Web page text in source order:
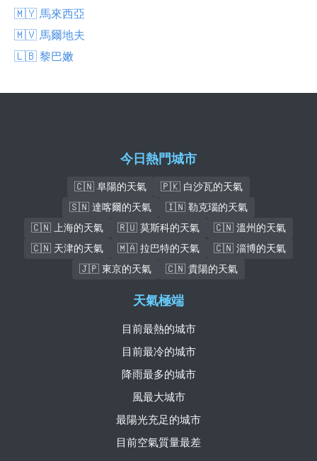
🇲🇾 馬來西亞
🇲🇻 馬爾地夫
🇱🇧 黎巴嫩
今日熱門城市
🇨🇳 阜陽的天氣
🇵🇰 白沙瓦的天氣
🇸🇳 達喀爾的天氣
🇮🇳 勒克瑙的天氣
🇨🇳 上海的天氣
🇷🇺 莫斯科的天氣
🇨🇳 溫州的天氣
🇨🇳 天津的天氣
🇲🇦 拉巴特的天氣
🇨🇳 淄博的天氣
🇯🇵 東京的天氣
🇨🇳 貴陽的天氣
天氣極端
目前最熱的城市
目前最冷的城市
降雨最多的城市
風最大城市
最陽光充足的城市
目前空氣質量最差